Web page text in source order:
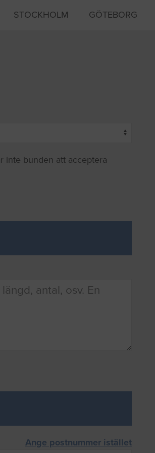
STOCKHOLM GÖTEBORG
inte bunden att acceptera
Ange postnummer istället